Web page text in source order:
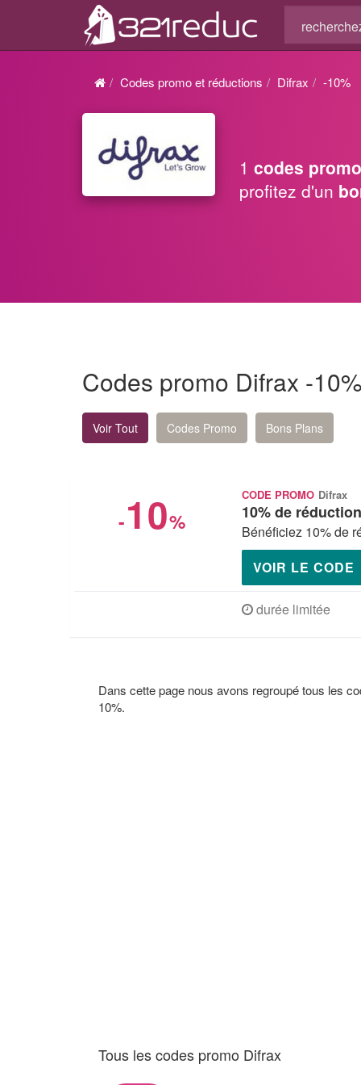
Codes promo et réductions Difrax -10%
1 codes
profitez d'un
Codes promo Difrax -
Voir Tout Codes Promo Bons Plans
-10%
CODE PROMO Difrax
10% de
Bénéficiez 10% de
VOIR LE CODE
durée limitée
Dans cette page nous avons regroupé tous les
10%.
Tous les codes promo Difrax